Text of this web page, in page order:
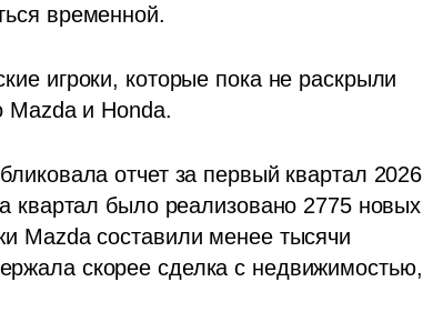
временной.
игроки, которые пока не раскрыли
Mazda и Honda.
отчет за первый квартал 2026
квартал было реализовано 2775 новых
Mazda составили менее тысячи
скорее сделка с недвижимостью,